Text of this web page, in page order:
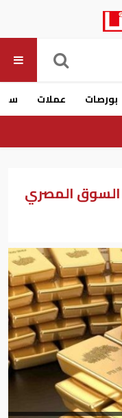
بورصات عملات
السوق المصري